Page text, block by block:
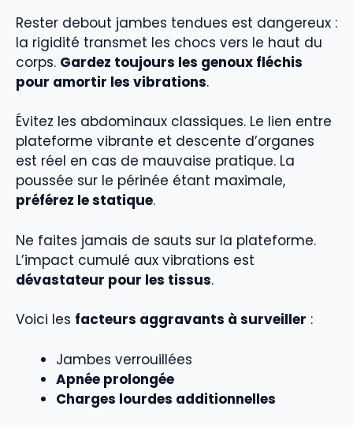
Rester debout jambes tendues est dangereux :
la rigidité transmet les chocs vers le haut du
corps. Gardez toujours les genoux fléchis
pour amortir les vibrations.
Évitez les abdominaux classiques. Le lien entre
plateforme vibrante et descente d’organes
est réel en cas de mauvaise pratique. La
poussée sur le périnée étant maximale,
préférez le statique.
Ne faites jamais de sauts sur la plateforme.
L’impact cumulé aux vibrations est
dévastateur pour les tissus.
Voici les facteurs aggravants à surveiller :
Jambes verrouillées
Apnée prolongée
Charges lourdes additionnelles